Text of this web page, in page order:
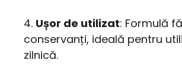
4. Ușor de utilizat: Formulă
conservanți, ideală pentru
zilnică.